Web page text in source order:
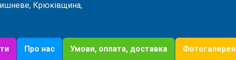
Крюківщина,
Про нас Умови, оплата, доставка Фотогалерея